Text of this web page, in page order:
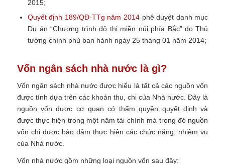
2015;
Quyết định 189/QĐ-TTg năm 2014 phê duyệt danh mục
Dự án“Chương trình đô thị miền núi phía Bắc” do Thủ
tướng chính phủ ban hành ngày 25 tháng 01 năm 2014;
Vốn ngân sách nhà nước là gì?
Vốn ngân sách nhà nước được hiểu là tất cả các nguồn vốn
được tính dựa trên các khoản thu, chi của Nhà nước. Đây là
nguồn vốn được cơ quan có thẩm quyền quyết định và
được thực hiện trong một năm tài chính mà trong đó nguồn
vốn chỉ được bảo đảm thực hiện các chức năng, nhiệm vụ
của Nhà nước.
Vốn nhà nước gồm những loại nguồn vốn sau đây: